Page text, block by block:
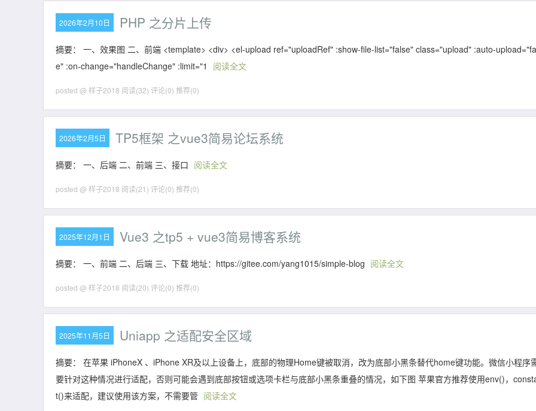
2026年2月10日 PHP 之分片上传
摘要： 一、效果图 二、前端 <template> <div> <el-upload ref="uploadRef" :show-file-list="false" class="upload" :auto-
e" :on-change="handleChange" :limit="1
阅读全文
posted @ 样子2018 阅读(32) 评论(0) 推荐(0)
2026年2月5日 TP5框架 之vue3简易论坛系统
摘要： 一、后端 二、前端 三、接口 阅读全文
posted @ 样子2018 阅读(21) 评论(0) 推荐(0)
2025年12月1日 Vue3 之tp5 + vue3简易博客系统
摘要： 一、前端 二、后端 三、下载 地址：https://gitee.com/yang1015/simple-blog 阅读全文
posted @ 样子2018 阅读(20) 评论(0) 推荐(0)
2025年11月5日 Uniapp 之适配安全区域
摘要： 在苹果 iPhoneX 、iPhone XR及以上设备上，底部的物理Home键被取消，改为底部小黑条替代home键功能。微信小程序
要针对这种情况进行适配，否则可能会遇到底部按钮或选项卡栏与底部小黑条重叠的情况，如下图 苹果官方推荐使用env()，
t()来适配，建议使用该方案，不需要管 阅读全文